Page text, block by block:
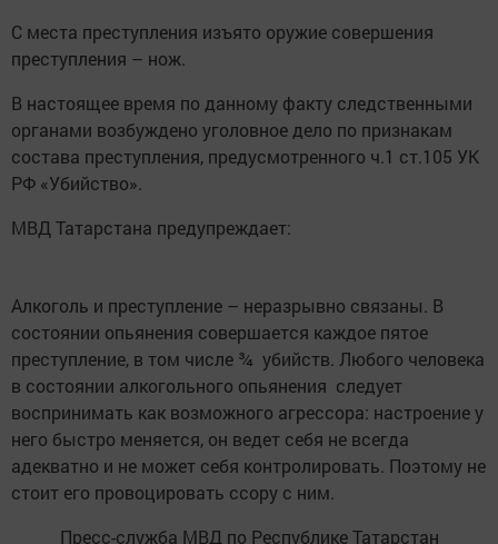
С места преступления изъято оружие совершения
преступления – нож.
В настоящее время по данному факту следственными
органами возбуждено уголовное дело по признакам
состава преступления, предусмотренного ч.1 ст.105 УК
РФ «Убийство».
МВД Татарстана предупреждает:
Алкоголь и преступление – неразрывно связаны. В
состоянии опьянения совершается каждое пятое
преступление, в том числе ¾ убийств. Любого человека
в состоянии алкогольного опьянения следует
воспринимать как возможного агрессора: настроение у
него быстро меняется, он ведет себя не всегда
адекватно и не может себя контролировать. Поэтому не
стоит его провоцировать ссору с ним.
Пресс-служба МВД по Республике Татарстан